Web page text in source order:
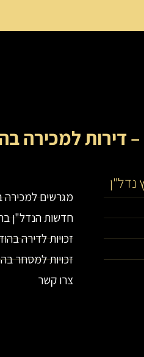
דירות למכירה
נדל"ן
מגרשים למכירה
חדשות הנדל"ן
זכויות לדירה
זכויות למסחר
צרו קשר